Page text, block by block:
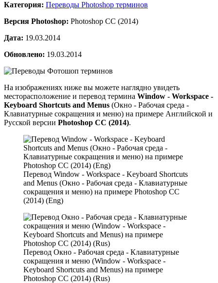
Категория: Переводы Photoshop терминов
Версия Photoshop: Photoshop CC (2014)
Дата: 19.03.2014
Обновлено: 19.03.2014
На изображениях ниже вы можете наглядно увидеть
месторасположение и перевод термина Window - Workspace -
Keyboard Shortcuts and Menus (Окно - Рабочая среда -
Клавиатурные сокращения и меню) на примере Английской и
Русской версии Photoshop CC (2014).
Перевод Window - Workspace - Keyboard Shortcuts
and Menus (Окно - Рабочая среда - Клавиатурные
сокращения и меню) на примере Photoshop CC
(2014) (Eng)
Перевод Окно - Рабочая среда - Клавиатурные
сокращения и меню (Window - Workspace -
Keyboard Shortcuts and Menus) на примере
Photoshop CC (2014) (Rus)